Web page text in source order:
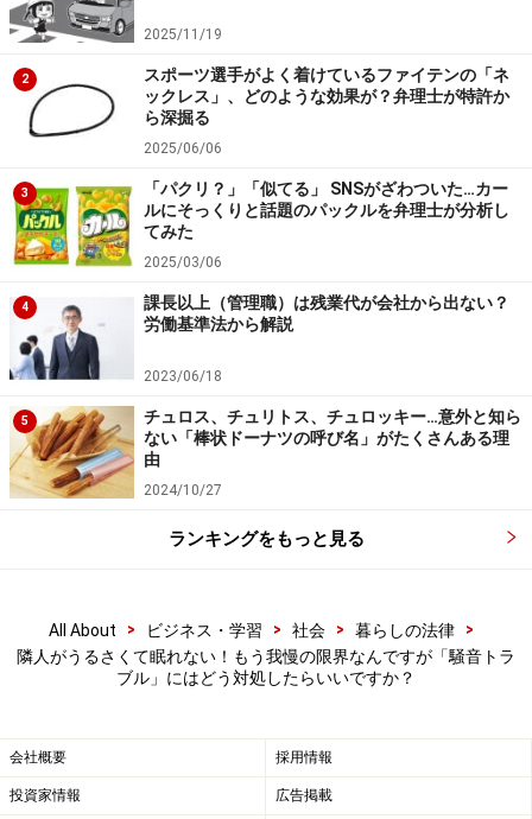
住民や地域内で話し合ったり、市区町村に相談したり、
集合住宅であれば、管理人を通じて話をするのもいいで
しょう。
他にも、騒音を出すだけで犯罪にあたるわけではないの
で必ず対処してもらえるわけではありませんが、警察に
通報し、注意してもらうという方法も考えられます。
これらの手段を講じても解決の見込みがない場合には、
訴訟等の法的な手段をとることになります。裁判では証
拠が必要ですから、まずは騒音の大きさを計測し、その
時間帯や長さと合わせて記録をとるようにしてくださ
い。
参考
警察庁 令和4年における相談取扱状況について
※All About編集部が全国176人にアンケート。調査期間は
※記事内容は執筆時点のものです。最新の内容をご確認くださ
い。
2025/11/19
2
スポーツ選手がよく着けているファイテンの「ネ
ックレス」、どのような効果が？弁理士が特許か
ら深掘る
2025/06/06
3
「パクリ？」「似てる」 SNSがざわついた…カー
ルにそっくりと話題のパックルを弁理士が分析し
てみた
2025/03/06
4
課長以上（管理職）は残業代が会社から出ない？
労働基準法から解説
2023/06/18
5
チュロス、チュリトス、チュロッキー…意外と知ら
ない「棒状ドーナツの呼び名」がたくさんある理
由
2024/10/27
ランキングをもっと見る
All About > ビジネス・学習 > 社会 > 暮らしの法律
>
隣人がうるさくて眠れない！もう我慢の限界なんですが「騒音トラ
ブル」にはどう対処したらいいですか？
会社概要 採用情報
投資家情報 広告掲載